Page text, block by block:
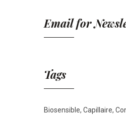
Email for
Tags
Biosensible Capillaire